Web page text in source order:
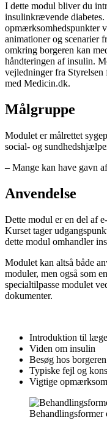
I dette modul bliver du
insulinkrævende
opmærksomhedspunkter
animationer og scenarier
omkring borgeren kan
håndteringen af insulin.
vejledninger fra Styrelsen
med Medicin.dk.
Målgruppe
Modulet er målrettet
social- og
– Mange kan have gavn
Anvendelse
Dette modul er en del af
Kurset tager
dette modul omhandler
Modulet kan altså både
moduler, men også som
specialtilpasse modulet
dokumenter.
Introduktion til
Viden om insulin
Besøg hos
Typiske fejl og
Vigtige
Behandlingsformer